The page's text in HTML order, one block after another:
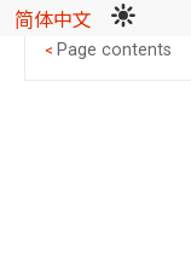
简体中文
< Page contents